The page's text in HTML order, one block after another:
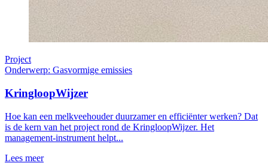
Project
Onderwerp: Gasvormige emissies
KringloopWijzer
Hoe kan een melkveehouder duurzamer en efficiënter werken? Dat
is de kern van het project rond de KringloopWijzer. Het
management-instrument helpt...
Lees meer